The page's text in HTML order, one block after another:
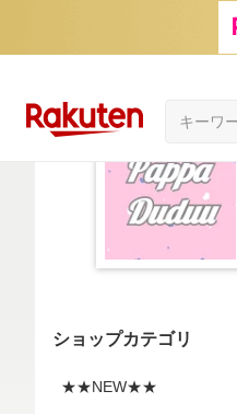
ショップカテゴリ
★★NEW★★